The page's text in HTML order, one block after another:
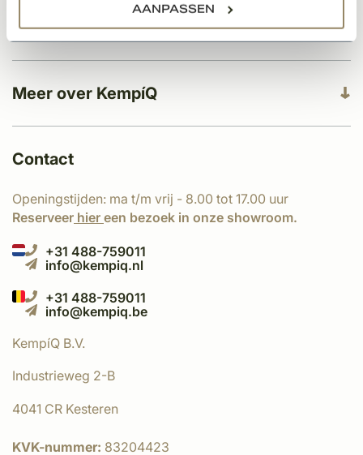
AANPASSEN
Meer over KempíQ
Categorieën
Contact
Openingstijden: ma t/m vrij - 8.00 tot 17.00 uur
Reserveer hier een bezoek in onze showroom.
+31 488-759011
info@kempiq.nl
+31 488-759011
info@kempiq.be
KempíQ B.V.
Industrieweg 2-B
4041 CR Kesteren
KVK-nummer: 83204423